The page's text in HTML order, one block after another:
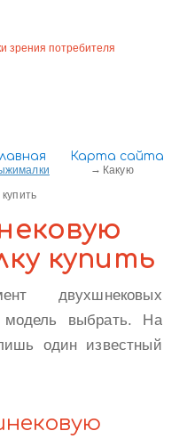
Карта сайта
зрения потребителя
Какую
купить
двухшнековых
выбрать. На
один известный